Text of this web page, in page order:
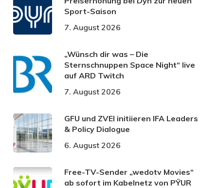
Sport-Saison
7. August 2026
„Wünsch dir was – Die
Sternschnuppen Space Night“ live
auf ARD Twitch
7. August 2026
GFU und ZVEI initiieren IFA Leaders
& Policy Dialogue
6. August 2026
Free-TV-Sender „wedotv Movies“
ab sofort im Kabelnetz von PŸUR